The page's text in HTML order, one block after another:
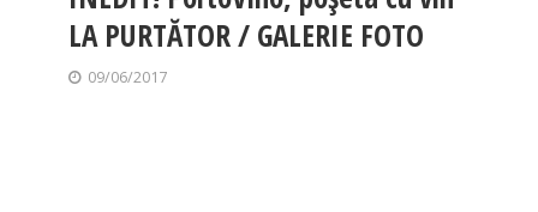
LA PURTĂTOR / GALERIE FOTO
09/06/2017